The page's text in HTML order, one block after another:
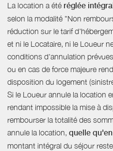
La location a été réglée
selon la modalité "Non
réduction sur le tarif
et ni le Locataire, ni le Loueur
conditions d'annulation
ou en cas de force majeure
disposition du logement
Si le Loueur annule la location
rendant impossible la mise à
rembourser la totalité des
annule la location, quelle
montant intégral du séjour